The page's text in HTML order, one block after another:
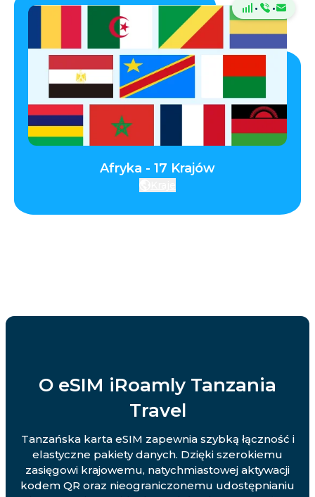
· ·
Afryka - 17 Krajów
O eSIM iRoamly Tanzania
Travel
Tanzańska karta eSIM zapewnia szybką łączność i
elastyczne pakiety danych. Dzięki szerokiemu
zasięgowi krajowemu, natychmiastowej aktywacji
kodem QR oraz nieograniczonemu udostępnianiu